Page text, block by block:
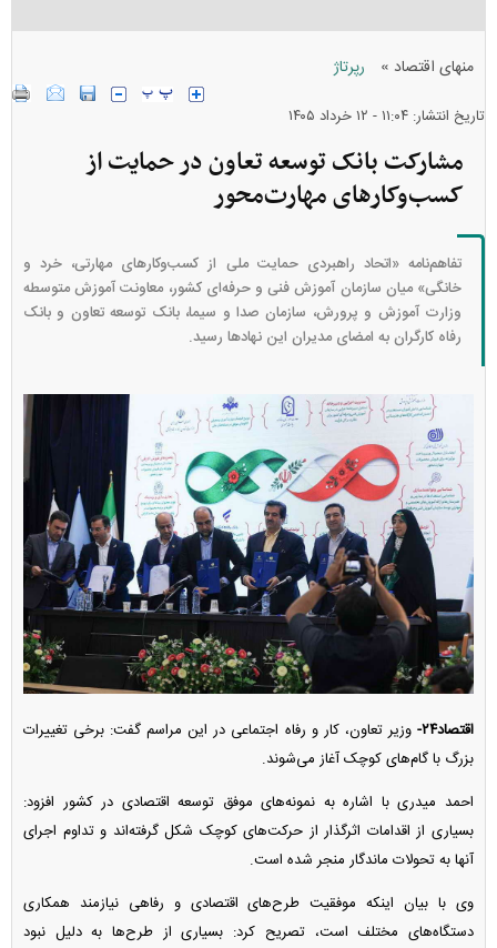
منهای اقتصاد » رپرتاژ
تاریخ انتشار: ۱۱:۰۴ - ۱۲ خرداد ۱۴۰۵
مشارکت بانک توسعه تعاون در حمایت از
کسب‌وکار‌های مهارت‌محور
تفاهم‌نامه «اتحاد راهبردی حمایت ملی از کسب‌وکار‌های مهارتی، خرد و
خانگی» میان سازمان آموزش فنی و حرفه‌ای کشور، معاونت آموزش متوسطه
وزارت آموزش و پرورش، سازمان صدا و سیما، بانک توسعه تعاون و بانک
رفاه کارگران به امضای مدیران این نهاد‌ها رسید.
اقتصاد۲۴-
وزیر تعاون، کار و رفاه اجتماعی در این مراسم گفت: برخی تغییرات
بزرگ با گام‌های کوچک آغاز می‌شوند.
احمد میدری با اشاره به نمونه‌های موفق توسعه اقتصادی در کشور افزود:
بسیاری از اقدامات اثرگذار از حرکت‌های کوچک شکل گرفته‌اند و تداوم اجرای
آنها به تحولات ماندگار منجر شده است.
وی با بیان اینکه موفقیت طرح‌های اقتصادی و رفاهی نیازمند همکاری
دستگاه‌های مختلف است، تصریح کرد: بسیاری از طرح‌ها به دلیل نبود